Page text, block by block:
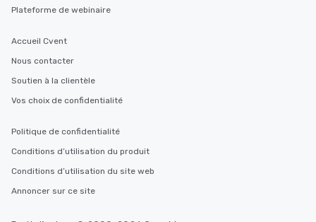
Plateforme de webinaire
Accueil Cvent
Nous contacter
Soutien à la clientèle
Vos choix de confidentialité
Politique de confidentialité
Conditions d’utilisation du produit
Conditions d’utilisation du site web
Annoncer sur ce site